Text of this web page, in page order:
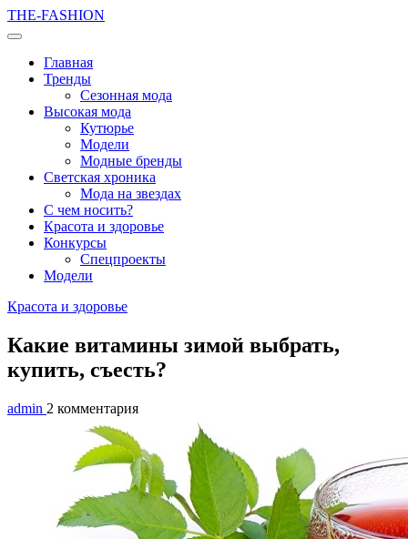
THE-FASHION
Главная
Тренды
Сезонная мода
Высокая мода
Кутюрье
Модели
Модные бренды
Светская хроника
Мода на звездах
С чем носить?
Красота и здоровье
Конкурсы
Спецпроекты
Модели
Красота и здоровье
Какие витамины зимой выбрать,
купить, съесть?
admin 2 комментария